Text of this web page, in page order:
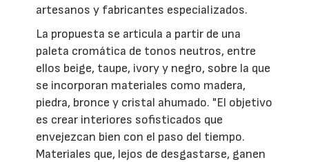
artesanos y fabricantes especializados.
La propuesta se articula a partir de una
paleta cromática de tonos neutros, entre
ellos beige, taupe, ivory y negro, sobre la que
se incorporan materiales como madera,
piedra, bronce y cristal ahumado. "El objetivo
es crear interiores sofisticados que
envejezcan bien con el paso del tiempo.
Materiales que, lejos de desgastarse, ganen